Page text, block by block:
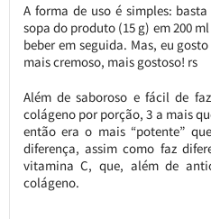
A forma de uso é simples:
sopa do produto (15 g) em 200
beber em seguida. Mas, eu
mais cremoso, mais gostoso! rs
Além de saboroso e fácil de
colágeno por porção, 3 a mais
então era o mais “potente”
diferença, assim como faz
vitamina C, que, além de
colágeno.